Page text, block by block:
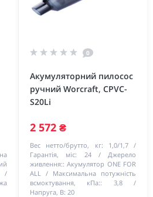
0
Акумуляторний пилосос
ручний Worcraft, CPVC-
S20Li
2 572 ₴
Вес нетто/брутто, кг:
1,0/1,7
Гарантія, міс:
24
Джерело
живлення:: Акумулятор ONE FOR
ALL
Максимальна потужність
всмоктування, кПа::
3,8
Напруга, В: 20